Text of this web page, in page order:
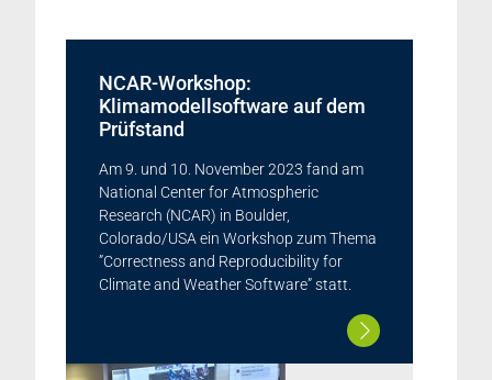
NCAR-Workshop:
Klimamodellsoftware auf dem
Prüfstand
Am 9. und 10. November 2023 fand am
National Center for Atmospheric
Research (NCAR) in Boulder,
Colorado/USA ein Workshop zum Thema
”Correctness and Reproducibility for
Climate and Weather Software” statt.